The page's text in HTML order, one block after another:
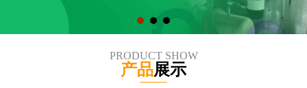
拨打电话
PRODUCT SHOW
产品展示